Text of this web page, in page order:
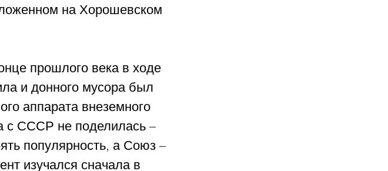
на Хорошевском
прошлого века в ходе
и донного мусора был
аппарата внеземного
с СССР не поделилась –
популярность, а Союз –
изучался сначала в